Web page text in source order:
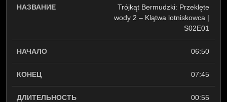
Trójkąt Bermudzki: Przeklęte
wody 2 – Klątwa lotniskowca |
S02E01
06:50
07:45
00:55